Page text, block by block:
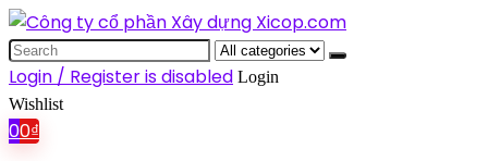
Search
for:
Login / Register is disabled Login
Wishlist
00₫